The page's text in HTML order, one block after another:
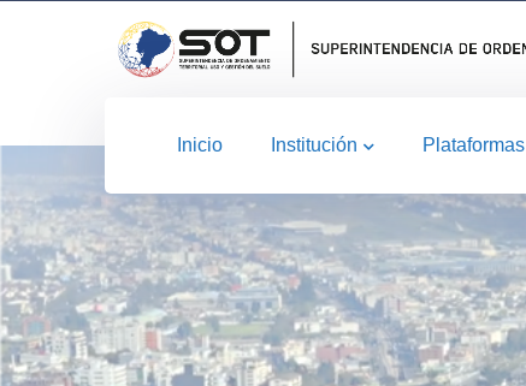
Inicio Institución Plataformas